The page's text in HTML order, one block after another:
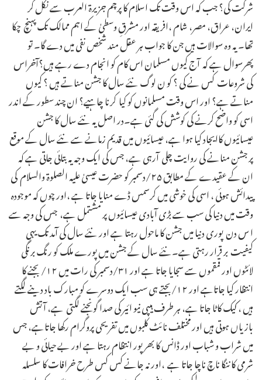
شرکت کی؟ جب کہ اس وقت تک اسلام کا پرچم جزیرۃ العرب سے نکل کر
ایران، عراق، مصر، شام ،افریقہ اور مشرقِ وسطیٰ کے اہم ممالک تک پہنچ چکا
تھا۔ یہ وہ سوالات ہیں جن کا جواب ہر عقل مند شخص نفی میں دے گا۔ تو
پھرسوال ہے کہ آج کیوں مسلمان اس کام کو انجام دے رہے ہیں؟آخراس
کی شروعات کس نے کی ؟ کو ن لوگ نئے سال کا جشن مناتے ہیں ؟ کیوں
مناتے ہے؟ اور اس وقت مسلمانوں کو کیا کرنا چاہیے؟ ان چند سطور کے اندر
اسی کو واضح کرنے کی کوشش کی گئی ہے۔در اصل یہ نئے سال کا جشن
عیسائیوں کاایجاد کیا ہوا ہے، عیسائیوں میں قدیم زمانے سے نئے سال کے موقع
پر جشن منانے کی روایت چلی آرہی ہے، جس کی ایک وجہ یہ بتائی جاتی ہے کہ
ان کے عقیدے کے مطابق ۲۵/دسمبر کو حضرت عیسیٰ علیہ الصلوۃ والسلام کی
پیدائش ہوئی ، اسی کی خوشی میں کرسمس ڈے منایا جاتا ہے ،اور چوں کہ موجودہ
وقت میں دنیا کی سب سے بڑی آبادی عیسائیوں پر مشتمل ہے، جس کی وجہ سے
ا س دن پوری دنیا میں جشن کا ماحول رہتا ہے اور نئے سال کی آمد تک یہی
کیفیت بر قرار رہتی ہے۔نئے سال کے جشن میں پورے ملک کو رنگ برنگی
لائٹوں اور قمقموں سے سجایا جاتا ہے اور ۳۱/دسمبر کی رات میں ۱۲/ بجنے کا
انتظار کیا جاتاہے اور ۱۲/بجتے ہی سب ایک دوسرے کو مبارک باد دینے لگتے
ہیں ، کیک کاٹا جاتا ہے، ہر طرف ہیپی نیو ائیر کی صدا گونجنے لگتی ہے، آتش
بازیاں ہوتی ہیں اور مختلف نائٹ کلبوں میں تفریحی پروگرام رکھا جاتاہے، جس
میں شراب و شباب اور ڈانس کا بھر پور انتظام رہتا ہے اور بے حیائی و بے
شرمی کا ننگا ناچ ناچا جاتا ہے ،اور نہ جانے کس کس طرح خرافات کا سلسلہ